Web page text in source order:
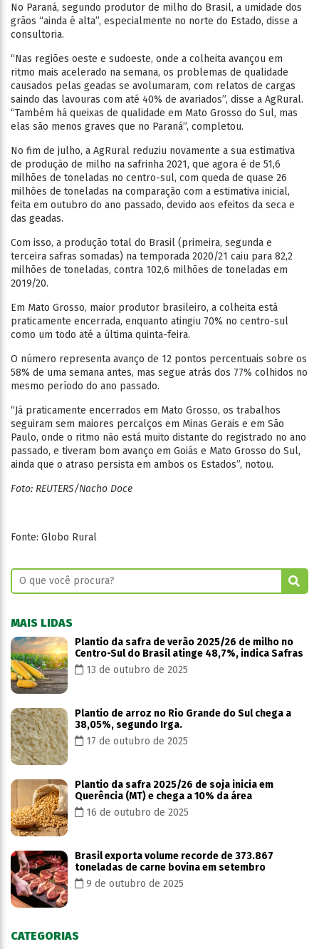
No Paraná, segundo produtor de milho do Brasil, a umidade dos
grãos “ainda é alta”, especialmente no norte do Estado, disse a
consultoria.
“Nas regiões oeste e sudoeste, onde a colheita avançou em
ritmo mais acelerado na semana, os problemas de qualidade
causados pelas geadas se avolumaram, com relatos de cargas
saindo das lavouras com até 40% de avariados”, disse a AgRural.
“Também há queixas de qualidade em Mato Grosso do Sul, mas
elas são menos graves que no Paraná”, completou.
No fim de julho, a AgRural reduziu novamente a sua estimativa
de produção de milho na safrinha 2021, que agora é de 51,6
milhões de toneladas no centro-sul, com queda de quase 26
milhões de toneladas na comparação com a estimativa inicial,
feita em outubro do ano passado, devido aos efeitos da seca e
das geadas.
Com isso, a produção total do Brasil (primeira, segunda e
terceira safras somadas) na temporada 2020/21 caiu para 82,2
milhões de toneladas, contra 102,6 milhões de toneladas em
2019/20.
Em Mato Grosso, maior produtor brasileiro, a colheita está
praticamente encerrada, enquanto atingiu 70% no centro-sul
como um todo até a última quinta-feira.
O número representa avanço de 12 pontos percentuais sobre os
58% de uma semana antes, mas segue atrás dos 77% colhidos no
mesmo período do ano passado.
“Já praticamente encerrados em Mato Grosso, os trabalhos
seguiram sem maiores percalços em Minas Gerais e em São
Paulo, onde o ritmo não está muito distante do registrado no ano
passado, e tiveram bom avanço em Goiás e Mato Grosso do Sul,
ainda que o atraso persista em ambos os Estados”, notou.
Foto: REUTERS/Nacho Doce
Fonte: Globo Rural
MAIS LIDAS
Plantio da safra de verão 2025/26 de milho no
Centro-Sul do Brasil atinge 48,7%, indica Safras
13 de outubro de 2025
Plantio de arroz no Rio Grande do Sul chega a
38,05%, segundo Irga.
17 de outubro de 2025
Plantio da safra 2025/26 de soja inicia em
Querência (MT) e chega a 10% da área
16 de outubro de 2025
Brasil exporta volume recorde de 373.867
toneladas de carne bovina em setembro
9 de outubro de 2025
CATEGORIAS